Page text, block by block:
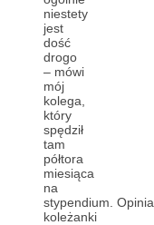
niestety
jest
dość
drogo
– mówi
mój
kolega,
który
spędził
tam
półtora
miesiąca
na
stypendium. Opinia
koleżanki